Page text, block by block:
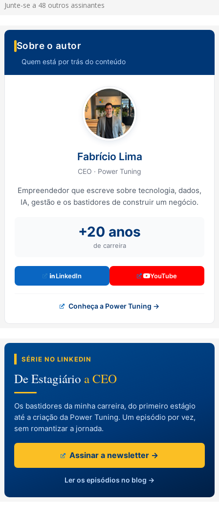
Junte-se a 48 outros assinantes
Sobre o autor
Quem está por trás do conteúdo
Fabrício Lima
CEO · Power Tuning
Empreendedor que escreve sobre tecnologia, dados,
IA, gestão e os bastidores de construir um negócio.
+20 anos
de carreira
LinkedIn YouTube
Conheça a Power Tuning →
SÉRIE NO LINKEDIN
De Estagiário a CEO
Os bastidores da minha carreira, do primeiro estágio
até a criação da Power Tuning. Um episódio por vez,
sem romantizar a jornada.
Assinar a newsletter →
Ler os episódios no blog →